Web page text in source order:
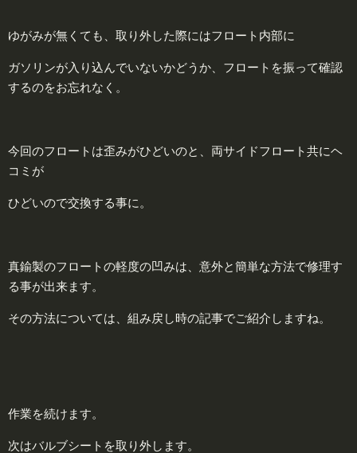
ゆがみが無くても、取り外した際にはフロート内部に
ガソリンが入り込んでいないかどうか、フロートを振って確認
するのをお忘れなく。
今回のフロートは歪みがひどいのと、両サイドフロート共にヘ
コミが
ひどいので交換する事に。
真鍮製のフロートの軽度の凹みは、意外と簡単な方法で修理す
る事が出来ます。
その方法については、組み戻し時の記事でご紹介しますね。
作業を続けます。
次はバルブシートを取り外します。